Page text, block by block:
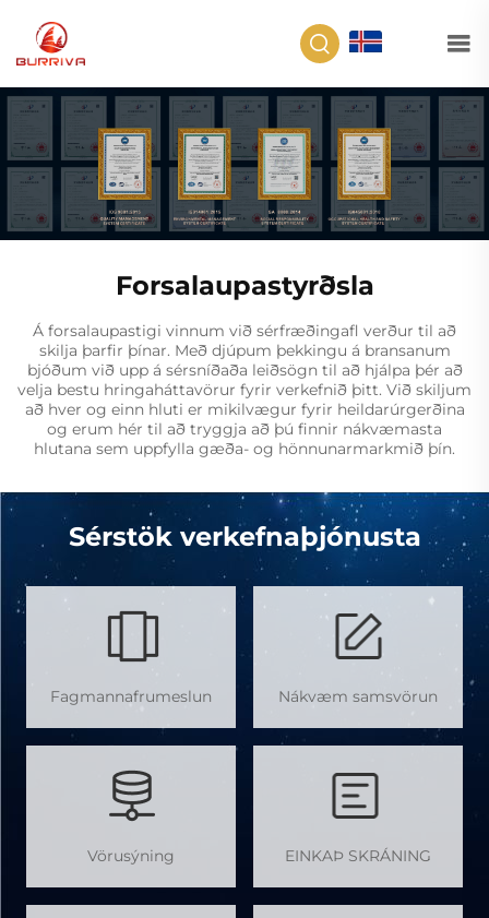
Forsalaupastyrðsla
Á forsalaupastigi vinnum við sérfræðingafl verður til að
skilja þarfir þínar. Með djúpum þekkingu á bransanum
bjóðum við upp á sérsníðaða leiðsögn til að hjálpa þér að
velja bestu hringaháttavörur fyrir verkefnið þitt. Við skiljum
að hver og einn hluti er mikilvægur fyrir heildarúrgerðina
og erum hér til að tryggja að þú finnir nákvæmasta
hlutana sem uppfylla gæða- og hönnunarmarkmið þín.
Sérstök verkefnaþjónusta
Fagmannafrumeslun Nákvæm samsvörun
Vörusýning EINKAÞ SKRÁNING